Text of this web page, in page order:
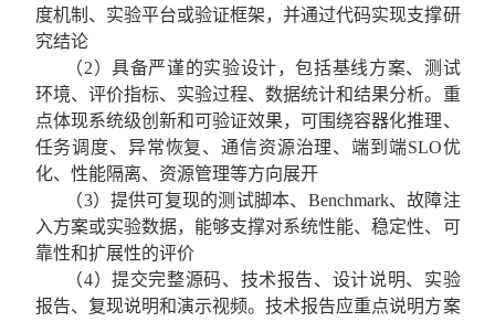
度机制、实验平台或验证框架，并通过代码实现支撑研
究结论
（2）具备严谨的实验设计，包括基线方案、测试
环境、评价指标、实验过程、数据统计和结果分析。重
点体现系统级创新和可验证效果，可围绕容器化推理、
任务调度、异常恢复、通信资源治理、端到端SLO优
化、性能隔离、资源管理等方向展开
（3）提供可复现的测试脚本、 Benchmark、故障注
入方案或实验数据，能够支撑对系统性能、稳定性、可
靠性和扩展性的评价
（4）提交完整源码、技术报告、设计说明、实验
报告、复现说明和演示视频。技术报告应重点说明方案